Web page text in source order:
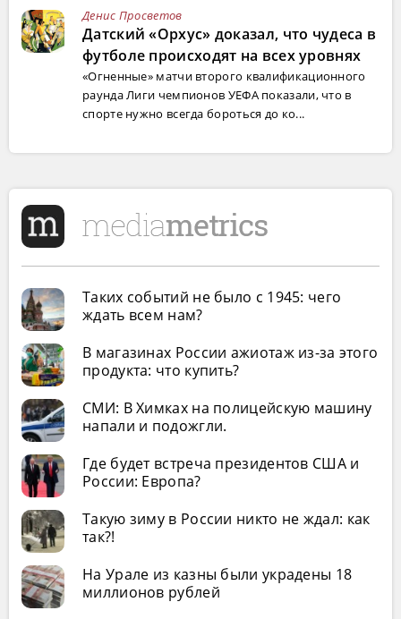
Денис Просветов
Датский «Орхус» доказал, что чудеса в
футболе происходят на всех уровнях
«Огненные» матчи второго квалификационного
раунда Лиги чемпионов УЕФА показали, что в
спорте нужно всегда бороться до ко...
Таких событий не было с 1945: чего
ждать всем нам?
В магазинах России ажиотаж из-за этого
продукта: что купить?
СМИ: В Химках на полицейскую машину
напали и подожгли.
Где будет встреча президентов США и
России: Европа?
Такую зиму в России никто не ждал: как
так?!
На Урале из казны были украдены 18
миллионов рублей